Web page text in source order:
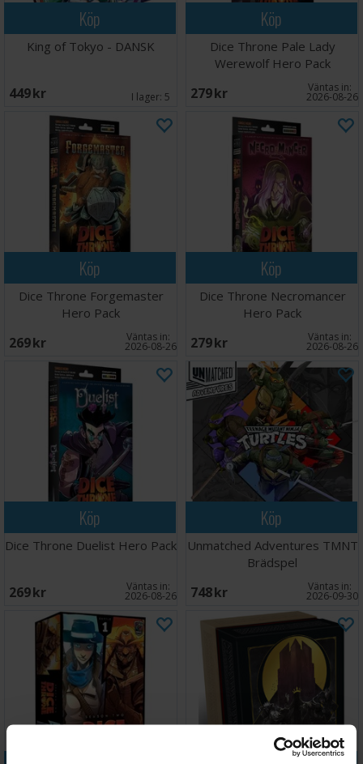
Köp
King of Tokyo - DANSK
449 SEK I lager: 5
Köp
Dice Throne Pale Lady
Werewolf Hero Pack
279 SEK Väntas in:
2026-08-26
Köp
Dice Throne Forgemaster
Hero Pack
269 SEK Väntas in:
2026-08-26
Köp
Dice Throne Necromancer
Hero Pack
279 SEK Väntas in:
2026-08-26
Köp
Dice Throne Duelist Hero Pack
269 SEK Väntas in:
2026-08-26
Köp
Unmatched Adventures TMNT
Brädspel
748 SEK Väntas in:
2026-09-30